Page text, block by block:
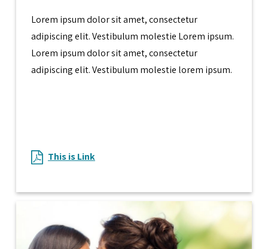
Lorem ipsum dolor sit amet, consectetur
adipiscing elit. Vestibulum molestie Lorem ipsum.
Lorem ipsum dolor sit amet, consectetur
adipiscing elit. Vestibulum molestie lorem ipsum.
This is Link